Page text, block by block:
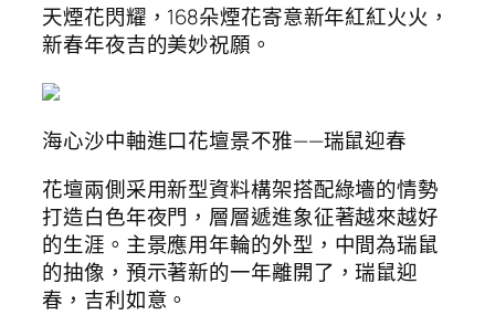
天煙花閃耀，168朵煙花寄意新年紅紅火火，
新春年夜吉的美妙祝願。
海心沙中軸進口花壇景不雅——瑞鼠迎春
花壇兩側采用新型資料構架搭配綠墻的情勢
打造白色年夜門，層層遞進象征著越來越好
的生涯。主景應用年輪的外型，中間為瑞鼠
的抽像，預示著新的一年離開了，瑞鼠迎
春，吉利如意。